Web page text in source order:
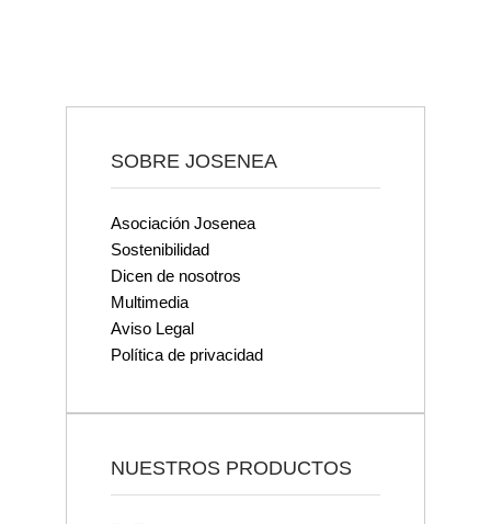
SOBRE JOSENEA
Asociación Josenea
Sostenibilidad
Dicen de nosotros
Multimedia
Aviso Legal
Política de privacidad
NUESTROS PRODUCTOS